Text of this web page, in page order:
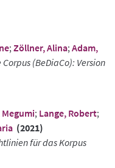
; Zöllner, Alina; Adam,
(BeDiaCo): Version
; Lange, Robert;
(2021)
für das Korpus